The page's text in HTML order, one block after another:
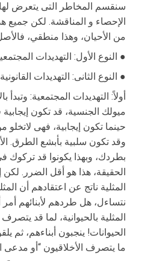
سنقسم المخاطر التى یتعرض لها
الإحصاء و المناقشة. لكن جمیع
من الأحیان، وهذا منطقي،
النوع الأول: التهدیدات المجتمعیة ●
النوع الثانى: التهدیدات القانونیة ●
أولاً: التهدیدات المجتمعیة:
میولك الجنسیة، قد تكون
حینما تكون إیجابیة، فهى
وقد تكون سلبیة بأبشع الطرق.
بطردك، وبهذا یكونوا قد
الحقیقة، هذا هو أقل الضرر.
المثلیة ناتج عن اعتقادهم أن
نتساءل، هل طردهم لأبنائهم
المثلیة بالحیوانیة، لما قد
الحیوانات! ینجبون أبناءهم، ثم
ما یتصرف الأخلاقیون “أو مدعى